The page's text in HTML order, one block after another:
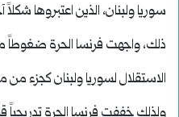
سوريا ولبنان، الذين اعتبروها
ذلك، واجهت فرنسا الحرة ضغوطاً من
الاستقلال لسوريا ولبنان كجزء من
ولذلك خففت فرنسا الحرة تدريجياً